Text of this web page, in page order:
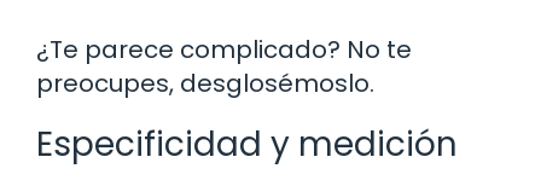
¿Te parece complicado? No te
preocupes, desglosémoslo.
Especificidad y medición